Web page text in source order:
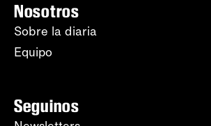
Nosotros
Sobre la diaria
Equipo
Seguinos